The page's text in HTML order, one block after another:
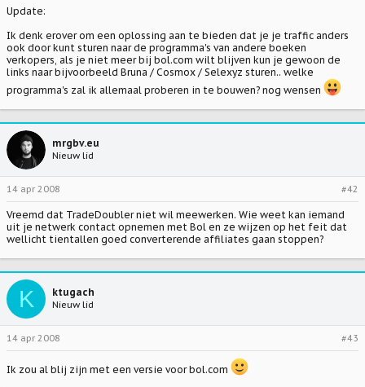
Update:
Ik denk erover om een oplossing aan te bieden dat je je traffic anders
ook door kunt sturen naar de programma's van andere boeken
verkopers, als je niet meer bij bol.com wilt blijven kun je gewoon de
links naar bijvoorbeeld Bruna / Cosmox / Selexyz sturen.. welke
programma's zal ik allemaal proberen in te bouwen? nog wensen
mrgbv.eu
Nieuw lid
14 apr 2008 #42
Vreemd dat TradeDoubler niet wil meewerken. Wie weet kan iemand
uit je netwerk contact opnemen met Bol en ze wijzen op het feit dat
wellicht tientallen goed converterende affiliates gaan stoppen?
K ktugach
Nieuw lid
14 apr 2008 #43
Ik zou al blij zijn met een versie voor bol.com